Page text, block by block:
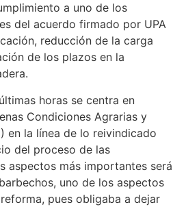
a uno de los
del acuerdo firmado por UPA
reducción de la carga
de los plazos en la
horas se centra en
Condiciones Agrarias y
en la línea de lo reivindicado
del proceso de las
aspectos más importantes será
uno de los aspectos
pues obligaba a dejar